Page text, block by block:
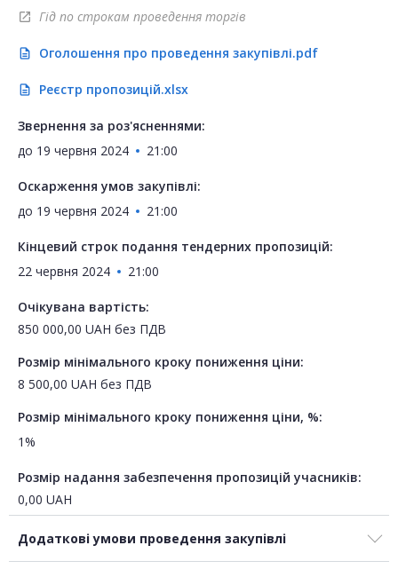
open_in_new Гід по строкам проведення торгів
description Оголошення про проведення закупівлі.pdf
description Реєстр пропозицій.xlsx
Звернення за роз'ясненнями:
до 19 червня 2024 21:00
Оскарження умов закупівлі:
до 19 червня 2024 21:00
Кінцевий строк подання тендерних пропозицій:
22 червня 2024
21:00
Очікувана вартість:
850 000,00 UAH без ПДВ
Розмір мінімального кроку пониження ціни:
8 500,00 UAH без ПДВ
Розмір мінімального кроку пониження ціни, %:
1%
Розмір надання забезпечення пропозицій учасників:
0,00 UAH
Додаткові умови проведення закупівлі